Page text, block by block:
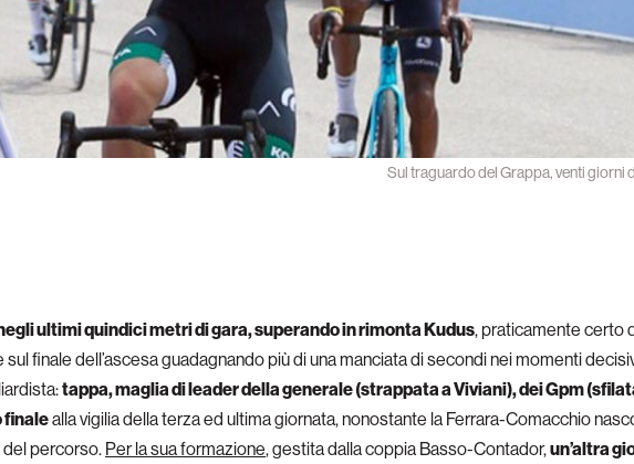
Sul traguardo del Grappa, venti giorni
ultimi quindici metri di gara, superando in rimonta Kudus, praticamente certo
finale dell’ascesa guadagnando più di una manciata di secondi nei momenti
tappa, maglia di leader della generale (strappata a Viviani), dei Gpm
finalealla vigilia della terza ed ultima giornata, nonostante la Ferrara-Comacchio
percorso. Per la sua formazione, gestita dalla coppia Basso-Contador,un’altra